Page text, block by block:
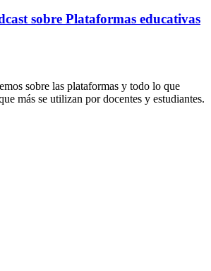
sobre Plataformas educativas
sobre las plataformas y todo lo que
más se utilizan por docentes y estudiantes.